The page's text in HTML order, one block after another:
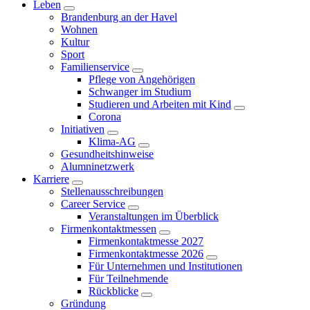
Leben
Brandenburg an der Havel
Wohnen
Kultur
Sport
Familienservice
Pflege von Angehörigen
Schwanger im Studium
Studieren und Arbeiten mit Kind
Corona
Initiativen
Klima-AG
Gesundheitshinweise
Alumninetzwerk
Karriere
Stellenausschreibungen
Career Service
Veranstaltungen im Überblick
Firmenkontaktmessen
Firmenkontaktmesse 2027
Firmenkontaktmesse 2026
Für Unternehmen und Institutionen
Für Teilnehmende
Rückblicke
Gründung